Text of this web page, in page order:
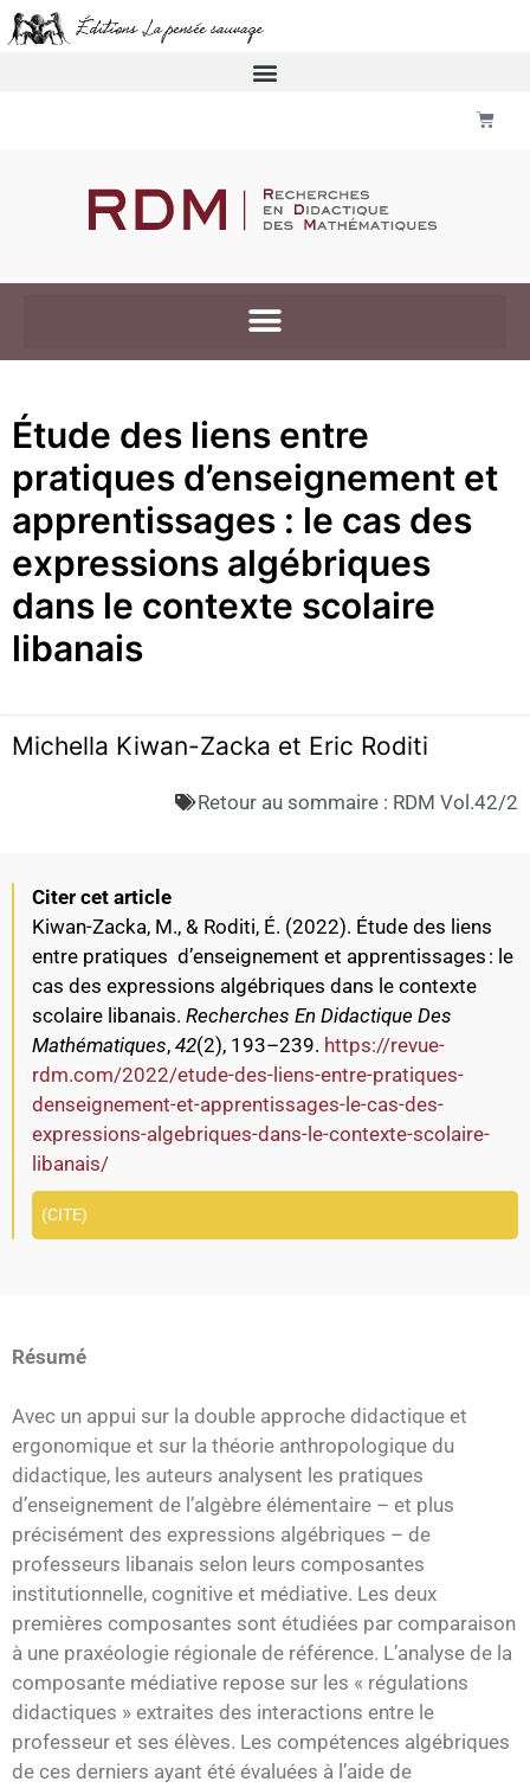
Étude des liens entre
pratiques d’enseignement et
apprentissages : le cas des
expressions algébriques
dans le contexte scolaire
libanais
Michella Kiwan-Zacka et Eric Roditi
Retour au sommaire : RDM Vol.42/2
Citer cet article
Kiwan-Zacka, M., & Roditi, É. (2022). Étude des liens
entre pratiques d’enseignement et apprentissages : le
cas des expressions algébriques dans le contexte
scolaire libanais. Recherches En Didactique Des
Mathématiques, 42(2), 193–239. https://revue-
rdm.com/2022/etude-des-liens-entre-pratiques-
denseignement-et-apprentissages-le-cas-des-
expressions-algebriques-dans-le-contexte-scolaire-
libanais/
CITE
Résumé
Avec un appui sur la double approche didactique et
ergonomique et sur la théorie anthropologique du
didactique, les auteurs analysent les pratiques
d’enseignement de l’algèbre élémentaire – et plus
précisément des expressions algébriques – de
professeurs libanais selon leurs composantes
institutionnelle, cognitive et médiative. Les deux
premières composantes sont étudiées par comparaison
à une praxéologie régionale de référence. L’analyse de la
composante médiative repose sur les « régulations
didactiques » extraites des interactions entre le
professeur et ses élèves. Les compétences algébriques
de ces derniers ayant été évaluées à l’aide de